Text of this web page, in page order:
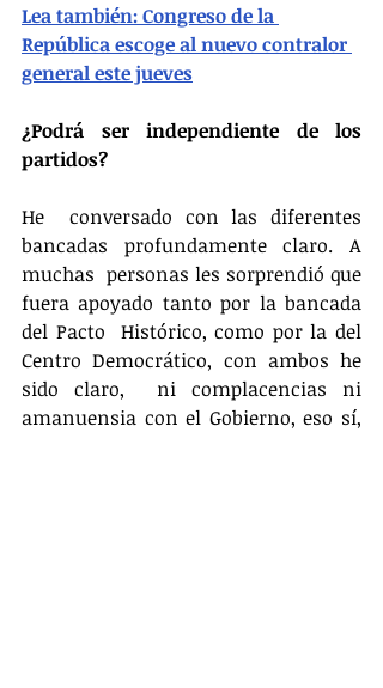
Lea también: Congreso de la
República escoge al nuevo contralor
general este jueves
¿Podrá ser independiente de los
partidos?
He  conversado con las diferentes
bancadas profundamente claro. A
muchas  personas les sorprendió que
fuera apoyado tanto por la bancada
del Pacto  Histórico, como por la del
Centro Democrático, con ambos he
sido claro,  ni complacencias ni
amanuensia con el Gobierno, eso sí,